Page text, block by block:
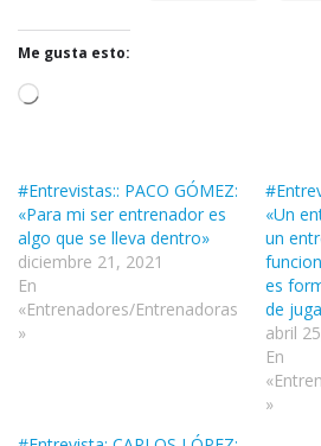
Me gusta esto:
C
g
a
n
o
#Entrevistas:: PACO GÓMEZ:
«Para mi ser entrenador es
algo que se lleva dentro»
diciembre 21, 2021
En
«Entrenadores/Entrenadoras
»
«Un
un
es
de
abril
En
»